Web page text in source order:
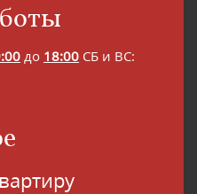
до 18:00 СБ и ВС: